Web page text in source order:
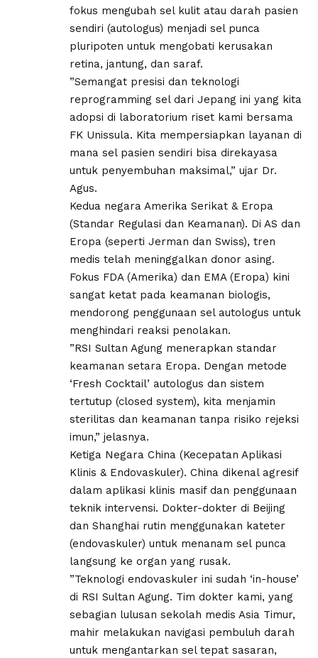
fokus mengubah sel kulit atau darah pasien
sendiri (autologus) menjadi sel punca
pluripoten untuk mengobati kerusakan
retina, jantung, dan saraf.
​”Semangat presisi dan teknologi
reprogramming sel dari Jepang ini yang kita
adopsi di laboratorium riset kami bersama
FK Unissula. Kita mempersiapkan layanan di
mana sel pasien sendiri bisa direkayasa
untuk penyembuhan maksimal,” ujar Dr.
Agus.
​Kedua negara Amerika Serikat & Eropa
(Standar Regulasi dan Keamanan). Di AS dan
Eropa (seperti Jerman dan Swiss), tren
medis telah meninggalkan donor asing.
Fokus FDA (Amerika) dan EMA (Eropa) kini
sangat ketat pada keamanan biologis,
mendorong penggunaan sel autologus untuk
menghindari reaksi penolakan.
​”RSI Sultan Agung menerapkan standar
keamanan setara Eropa. Dengan metode
‘Fresh Cocktail’ autologus dan sistem
tertutup (closed system), kita menjamin
sterilitas dan keamanan tanpa risiko rejeksi
imun,” jelasnya.
​Ketiga Negara China (Kecepatan Aplikasi
Klinis & Endovaskuler). China dikenal agresif
dalam aplikasi klinis masif dan penggunaan
teknik intervensi. Dokter-dokter di Beijing
dan Shanghai rutin menggunakan kateter
(endovaskuler) untuk menanam sel punca
langsung ke organ yang rusak.
​”Teknologi endovaskuler ini sudah ‘in-house’
di RSI Sultan Agung. Tim dokter kami, yang
sebagian lulusan sekolah medis Asia Timur,
mahir melakukan navigasi pembuluh darah
untuk mengantarkan sel tepat sasaran,